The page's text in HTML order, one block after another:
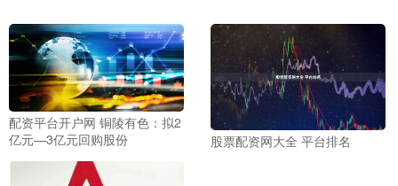
配资平台开户网 铜陵有色：拟2
亿元—3亿元回购股份
股票配资网大全 平台排名